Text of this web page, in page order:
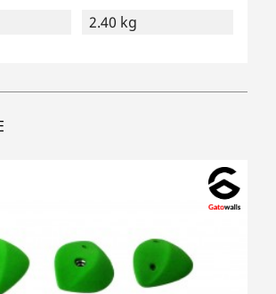
2.40 kg